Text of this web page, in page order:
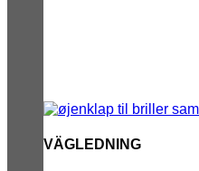
VÄGLEDNING